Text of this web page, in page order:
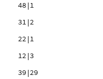
48|1
31|2
22|1
12|3
39|29